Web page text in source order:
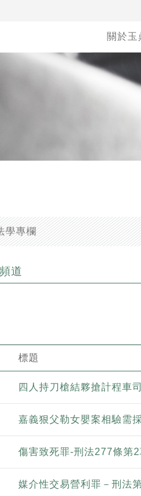
關於玉
學專欄
道
標題
四人持刀槍結夥搶計程車
嘉義狠父勒女嬰案相驗需
傷害致死罪-刑法277條第2
媒介性交易營利罪－刑法